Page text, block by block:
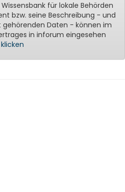
für lokale Behörden
bzw. seine Beschreibung - und
gehörenden Daten - können im
in inforum eingesehen